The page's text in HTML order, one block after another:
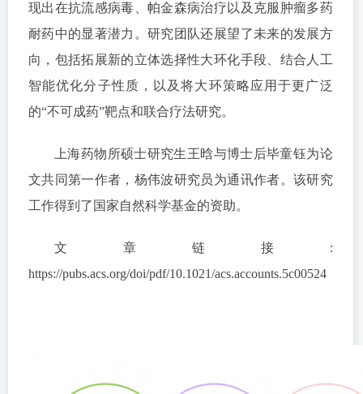
现出在抗流感病毒、帕金森病治疗以及克服肿瘤多药
耐药中的显著潜力。研究团队还展望了未来的发展方
向，包括拓展新的立体选择性大环化手段、结合人工
智能优化分子性质，以及将大环策略应用于更广泛
的“不可成药”靶点和联合疗法研究。
上海药物所硕士研究生王晗与博士后毕童钰为论
文共同第一作者，杨伟波研究员为通讯作者。该研究
工作得到了国家自然科学基金的资助。
文章链接:
https://pubs.acs.org/doi/pdf/10.1021/acs.accounts.5c00524